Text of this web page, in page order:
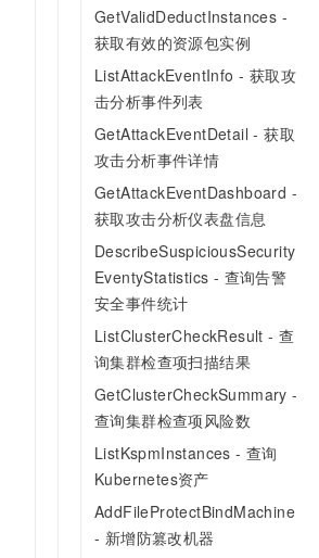
GetValidDeductInstances -
获取有效的资源包实例
ListAttackEventInfo - 获取攻
击分析事件列表
GetAttackEventDetail - 获取
攻击分析事件详情
GetAttackEventDashboard -
获取攻击分析仪表盘信息
DescribeSuspiciousSecurity
EventyStatistics - 查询告警
安全事件统计
ListClusterCheckResult - 查
询集群检查项扫描结果
GetClusterCheckSummary -
查询集群检查项风险数
ListKspmInstances - 查询
Kubernetes资产
AddFileProtectBindMachine
- 新增防篡改机器